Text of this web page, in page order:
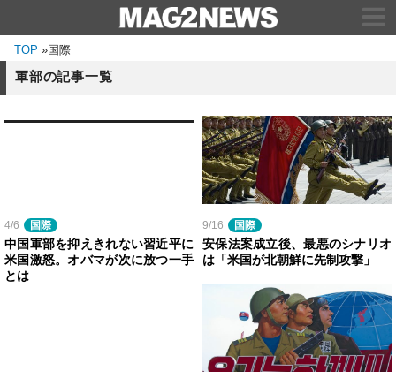
TOP »国際
軍部の記事一覧
4/6 国際
中国軍部を抑えきれない習近平に
米国激怒。オバマが次に放つ一手
とは
9/16 国際
安保法案成立後、最悪のシナリオ
は「米国が北朝鮮に先制攻撃」